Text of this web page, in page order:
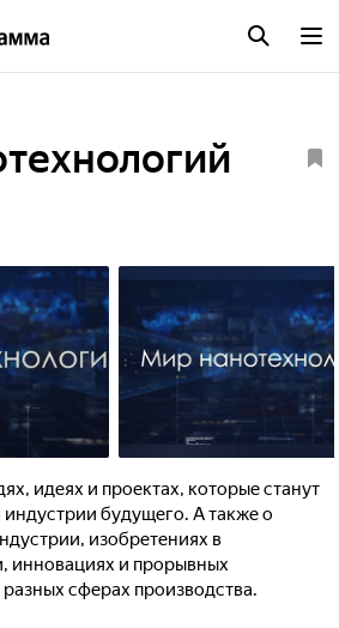
идеях и проектах, которые станут
будущего. А также о
изобретениях в
инновациях и прорывных
сферах производства.